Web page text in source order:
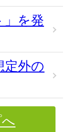
」を発
定外の